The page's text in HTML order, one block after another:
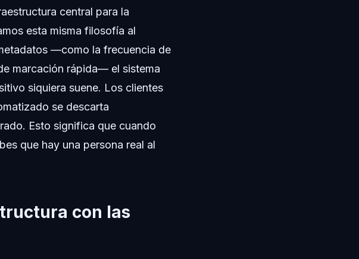
central para la
esta misma filosofía al
—como la frecuencia de
marcación rápida— el sistema
siquiera suene. Los clientes
se descarta
Esto significa que cuando
que hay una persona real al
con las